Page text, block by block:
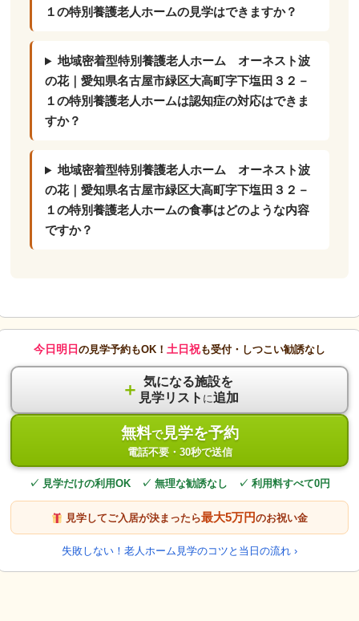
１の特別養護老人ホームの見学はできますか？
地域密着型特別養護老人ホーム オーネスト波
の花｜愛知県名古屋市緑区大高町字下塩田３２－
１の特別養護老人ホームは認知症の対応はできま
すか？
地域密着型特別養護老人ホーム オーネスト波
の花｜愛知県名古屋市緑区大高町字下塩田３２－
１の特別養護老人ホームの食事はどのような内容
ですか？
今日明日 の見学予約もOK！ 土日祝も受付・しつこい勧誘なし
＋ 気になる施設を
見学リスト に追加
無料で見学を予約
電話不要・30秒で送信
✓ 見学だけの利用OK ✓ 無理な勧誘なし ✓ 利用料すべて0円
見学してご入居が決まったら最大5万円のお祝い金
失敗しない！老人ホーム見学のコツと当日の流れ ›